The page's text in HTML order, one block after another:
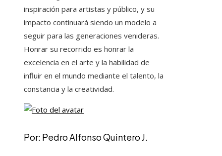
inspiración para artistas y público, y su
impacto continuará siendo un modelo a
seguir para las generaciones venideras.
Honrar su recorrido es honrar la
excelencia en el arte y la habilidad de
influir en el mundo mediante el talento, la
constancia y la creatividad.
Por: Pedro Alfonso Quintero J.